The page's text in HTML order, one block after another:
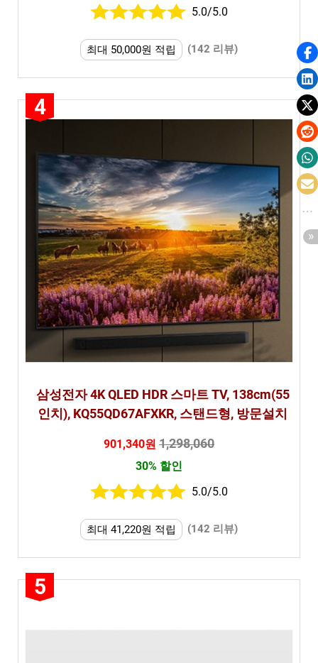
5.0/5.0
최대 50,000원 적립 (142 리뷰)
4
삼성전자 4K QLED HDR 스마트 TV, 138cm(55
인치), KQ55QD67AFXKR, 스탠드형, 방문설치
901,340원 1,298,060
30% 할인
5.0/5.0
최대 41,220원 적립 (142 리뷰)
5